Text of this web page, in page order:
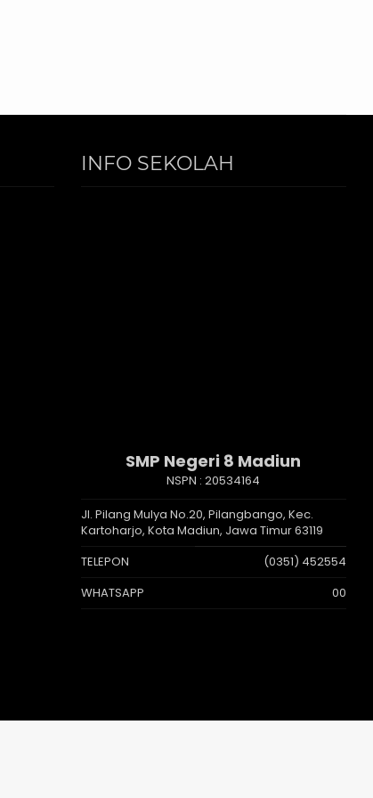
INFO SEKOLAH
SMP Negeri 8 Madiun
NSPN :20534164
Jl. Pilang Mulya No.20, Pilangbango, Kec.
Kartoharjo, Kota Madiun, Jawa Timur 63119
TELEPON
(0351) 452554
WHATSAPP
00